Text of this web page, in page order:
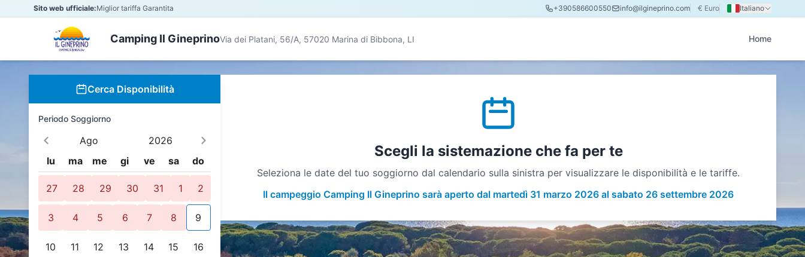
Sito web ufficiale:Miglior tariffa Garantita +390586600550 info@ilgineprino.com € Euro Italiano
Camping Il GineprinoVia dei Platani, 56/A, 57020 Marina di Bibbona, LI Home
Cerca Disponibilità
Periodo Soggiorno
Ago
2026
lu
ma me gi ve sa do
27 28 29 30 31 1 2
3 4 5 6 7 8 9
10 11 12 13 14 15 16
Scegli la sistemazione che fa per te
Seleziona le date del tuo soggiorno dal calendario sulla sinistra per visualizzare le disponibilità e le tariffe.
Il campeggio Camping Il Gineprino sarà aperto dal martedì 31 marzo 2026 al sabato 26 settembre 2026